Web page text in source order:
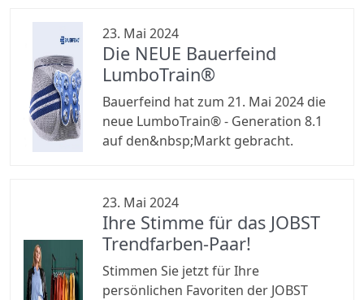
23. Mai 2024
Die NEUE Bauerfeind
LumboTrain®
Bauerfeind hat zum 21. Mai 2024 die
neue LumboTrain® - Generation 8.1
auf den&nbsp;Markt gebracht.
23. Mai 2024
Ihre Stimme für das JOBST
Trendfarben-Paar!
Stimmen Sie jetzt für Ihre
persönlichen Favoriten der JOBST